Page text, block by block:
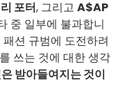
포터, 그리고 A$AP
중 일부에 불과합니
패션 규범에 도전하려
쓰는 것에 대한 생각
받아들여지는 것이